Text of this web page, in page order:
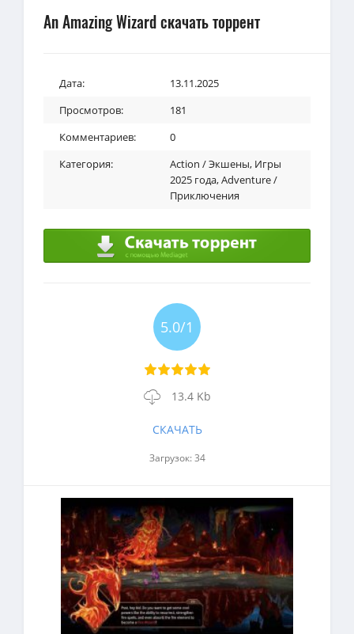
An Amazing Wizard скачать торрент
Дата:
13.11.2025
Просмотров:
181
Комментариев:
0
Категория:
Action / Экшены, Игры
2025 года,Adventure /
Приключения
5.0/1
13.4 Kb
СКАЧАТЬ
Загрузок: 34